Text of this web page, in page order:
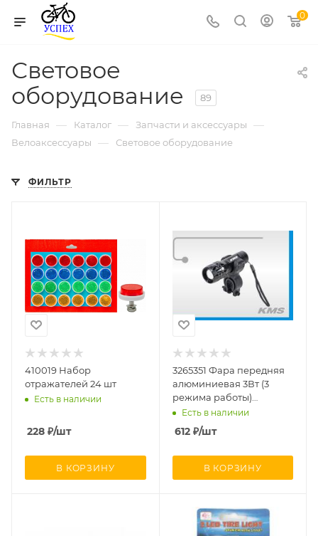
0
Световое
оборудование
89
Главная — Каталог — Запчасти и аксессуары —
Велоаксессуары — Световое оборудование
ФИЛЬТР
410019 Набор
отражателей 24 шт
Есть в наличии
228 ₽/шт
В КОРЗИНУ
3265351 Фара передняя
алюминиевая 3Вт (3
режима работы)
ближний/дальний свет, с
меняющимся фокусом с
креплением на руль
Есть в наличии
612₽/шт
В КОРЗИНУ